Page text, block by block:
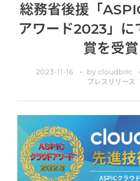
総務省後援「
アワード2023」に
賞を受賞
2023-11-16 by cloudbric
プレスリリース